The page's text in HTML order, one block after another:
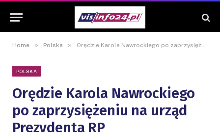
Home » Polska » Orędzie Karola Nawrockiego po zaprzysiężeniu na urząd Prezydenta RP
POLSKA
Orędzie Karola Nawrockiego
po zaprzysiężeniu na urząd
Prezydenta RP